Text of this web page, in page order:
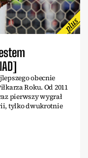
obecnie
Roku. Od 2011
pierwszy wygrał
tylko dwukrotnie